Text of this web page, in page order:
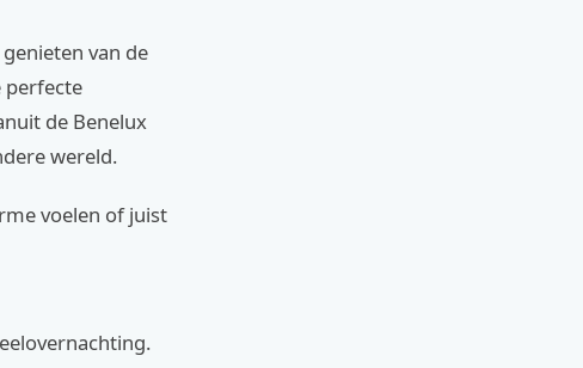
van de
perfecte
de Benelux
wereld.
voelen of juist